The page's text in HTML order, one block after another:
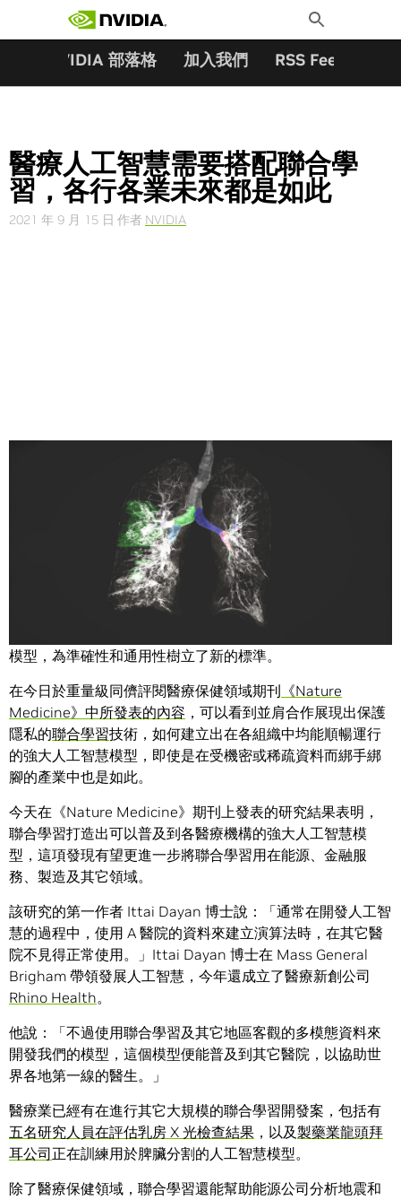
Toggle
Search
NVIDIA 部落格 加入我們 RSS Feeds
醫療人工智慧需要搭配聯合學
習，各行各業未來都是如此
2021 年 9 月 15 日 作者 NVIDIA
在一項多間醫院因新冠肺炎疫情所制定的計畫中顯示，任何
模型，為準確性和通用性樹立了新的標準。
在今日於重量級同儕評閱醫療保健領域期刊 《Nature
Medicine》中所發表的內容 ，可以看到並肩合作展現出保護
隱私的聯合學習技術，如何建立出在各組織中均能順暢運行
的強大人工智慧模型，即使是在受機密或稀疏資料而綁手綁
腳的產業中也是如此。
今天在《Nature Medicine》期刊上發表的研究結果表明，
聯合學習打造出可以普及到各醫療機構的強大人工智慧模
型，這項發現有望更進一步將聯合學習用在能源、金融服
務、製造及其它領域。
該研究的第一作者 Ittai Dayan 博士說：「通常在開發人工智
慧的過程中，使用 A 醫院的資料來建立演算法時，在其它醫
院不見得正常使用。」Ittai Dayan 博士在 Mass General
Brigham 帶領發展人工智慧，今年還成立了醫療新創公司
Rhino Health。
他說：「不過使用聯合學習及其它地區客觀的多模態資料來
開發我們的模型，這個模型便能普及到其它醫院，以協助世
界各地第一線的醫生。」
醫療業已經有在進行其它大規模的聯合學習開發案，包括有
五名研究人員在評估乳房 X 光檢查結果 ，以及製藥業龍頭拜
耳公司正在訓練用於脾臟分割的人工智慧模型。
除了醫療保健領域，聯合學習還能幫助能源公司分析地震和